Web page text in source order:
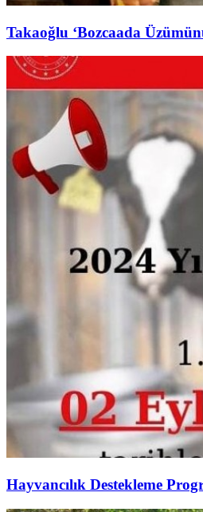
Takaoğlu ‘Bozcaada
Hayvancılık Destekleme